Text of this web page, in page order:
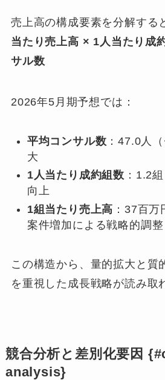
売上高の構成要素を分解する
当たり売上高 × 1人当たり成
サル数
2026年5月期予想では：
平均コンサル数 ：47.0人
大
1人当たり成約組数 ：1.2
向上
1組当たり売上高 ：37百
案件増加による戦略的調整
この構造から、量的拡大と質
を重視した成長戦略が読み取
競合分析と差別化要因
analysis}